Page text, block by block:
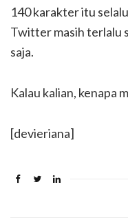
140 karakter itu
Twitter masih terlalu
saja.
Kalau kalian, kenapa
[devieriana]